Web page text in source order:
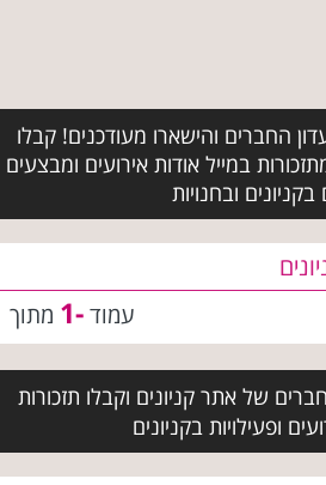
החברים והישארו מעודכנים! קבלו
במייל אודות אירועים ומבצעים
בקניונים ובחנויות
עמוד-1 מתוך
של אתר קניונים וקבלו תזכורות
ופעילויות בקניונים